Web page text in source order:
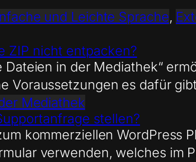
und Leichte Sprache,
ZIP nicht entpacken?
Dateien in der Mediathek“
Voraussetzungen es dafür
Mediathek
stellen?
kommerziellen WordPress
verwenden, welches im